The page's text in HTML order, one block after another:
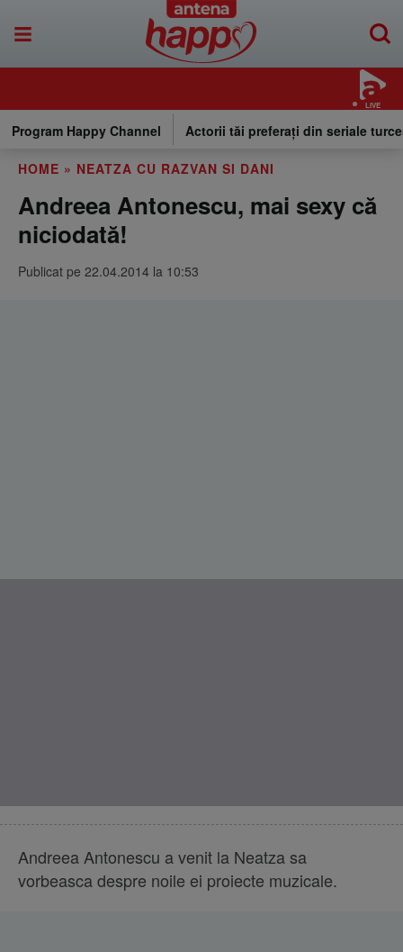
LIVE
Program Happy Channel Actorii tăi preferați din seriale
HOME » NEATZA CU RAZVAN SI DANI
Andreea Antonescu, mai sexy că
niciodată!
Publicat pe 22.04.2014 la 10:53
Andreea Antonescu a venit la Neatza sa
vorbeasca despre noile ei proiecte muzicale.